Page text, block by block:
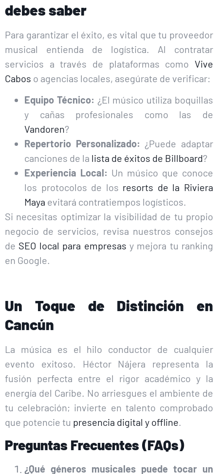
debes saber
Para garantizar el éxito, es vital que tu proveedor
musical entienda de logística. Al contratar
servicios a través de plataformas como Vive
Cabos o agencias locales, asegúrate de verificar:
Equipo Técnico: ¿El músico utiliza boquillas
y cañas profesionales como las de
Vandoren?
Repertorio Personalizado: ¿Puede adaptar
canciones de la lista de éxitos de Billboard?
Experiencia Local: Un músico que conoce
los protocolos de los resorts de la Riviera
Maya evitará contratiempos logísticos.
Si necesitas optimizar la visibilidad de tu propio
negocio de servicios, revisa nuestros consejos
de SEO local para empresas y mejora tu ranking
en Google.
Un Toque de Distinción en
Cancún
La música es el hilo conductor de cualquier
evento exitoso. Héctor Nájera representa la
fusión perfecta entre el rigor académico y la
energía del Caribe. No arriesgues el ambiente de
tu celebración; invierte en talento comprobado
que potencie tu presencia digital y offline.
Preguntas Frecuentes (FAQs)
¿Qué géneros musicales puede tocar un